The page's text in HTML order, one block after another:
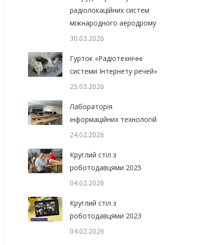
радіолокаційних систем
міжнародного аеродрому
30.03.2026
Гурток «Радіотехнічні
системи Інтернету речей»
25.03.2026
Лабораторія
інформаційних технологій
24.02.2026
Круглий стіл з
роботодавцями 2025
04.02.2026
Круглий стіл з
роботодавцями 2023
04.02.2026